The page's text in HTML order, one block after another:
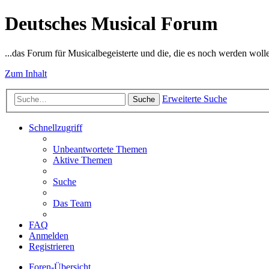
Deutsches Musical Forum
...das Forum für Musicalbegeisterte und die, die es noch werden
Zum Inhalt
Suche Erweiterte Suche
Schnellzugriff
Unbeantwortete Themen
Aktive Themen
Suche
Das Team
FAQ
Anmelden
Registrieren